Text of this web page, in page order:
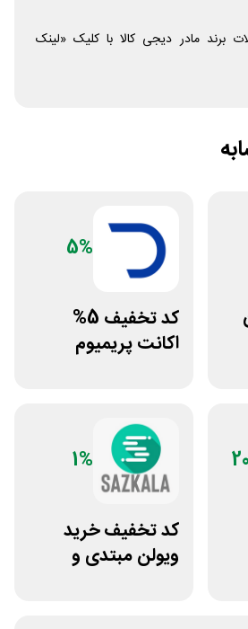
برند مادر دیجی کالا با کلیک «لینک
5%
کد تخفیف 5%
اکانت پریمیوم
1%
کد تخفیف خرید
ویولن مبتدی و